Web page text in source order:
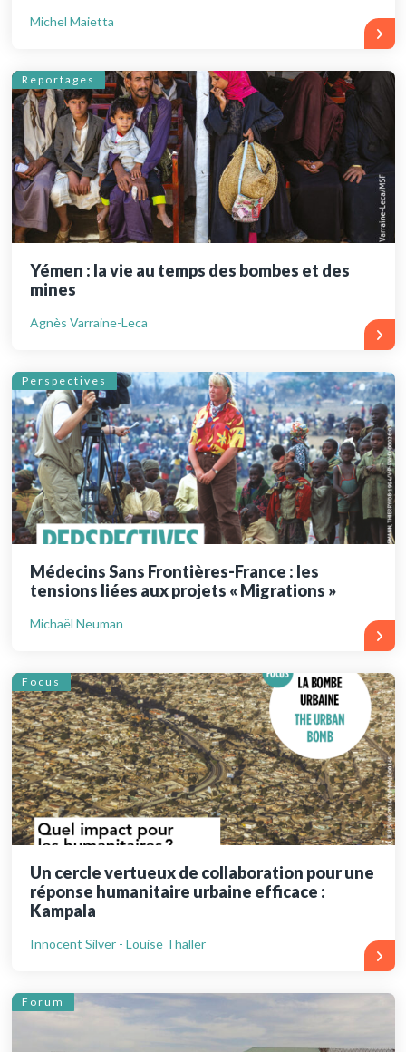
Michel Maietta
Reportages
Yémen : la vie au temps des bombes et des
mines
Agnès Varraine-Leca
Perspectives
Médecins Sans Frontières-France : les
tensions liées aux projets « Migrations »
Michaël Neuman
Focus
Un cercle vertueux de collaboration pour une
réponse humanitaire urbaine efficace :
Kampala
Innocent Silver - Louise Thaller
Forum